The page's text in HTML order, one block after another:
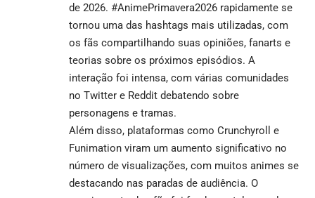
de 2026. #AnimePrimavera2026 rapidamente se
tornou uma das hashtags mais utilizadas, com
os fãs compartilhando suas opiniões, fanarts e
teorias sobre os próximos episódios. A
interação foi intensa, com várias comunidades
no Twitter e Reddit debatendo sobre
personagens e tramas.
Além disso, plataformas como Crunchyroll
e
Funimation viram um aumento significativo no
número de visualizações, com muitos animes se
destacando nas paradas de audiência. O